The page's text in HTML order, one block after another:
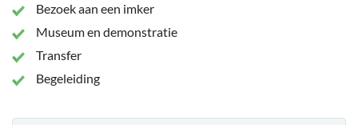
Bezoek aan een imker
Museum en demonstratie
Transfer
Begeleiding